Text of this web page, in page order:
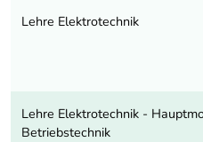
Lehre Elektrotechnik
Lehre Elektrotechnik -
Betriebstechnik